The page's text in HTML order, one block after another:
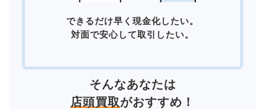
できるだけ早く現金化したい。
対面で安心して取引したい。
そんなあなたは
店頭買取がおすすめ！